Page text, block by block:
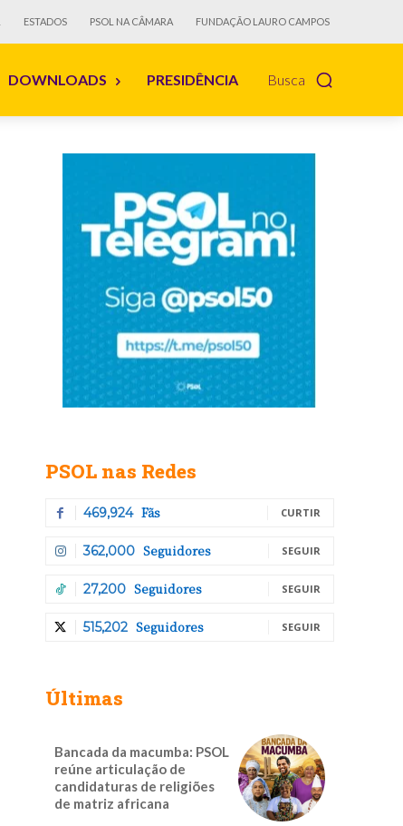
ESTADOS PSOL NA CÂMARA FUNDAÇÃO LAURO CAMPOS
Busca
DOWNLOADS PRESIDÊNCIA
PSOL nas Redes
469,924 Fãs CURTIR
362,000 Seguidores SEGUIR
27,200 Seguidores SEGUIR
515,202 Seguidores SEGUIR
Últimas
Bancada da macumba: PSOL
reúne articulação de
candidaturas de religiões
de matriz africana